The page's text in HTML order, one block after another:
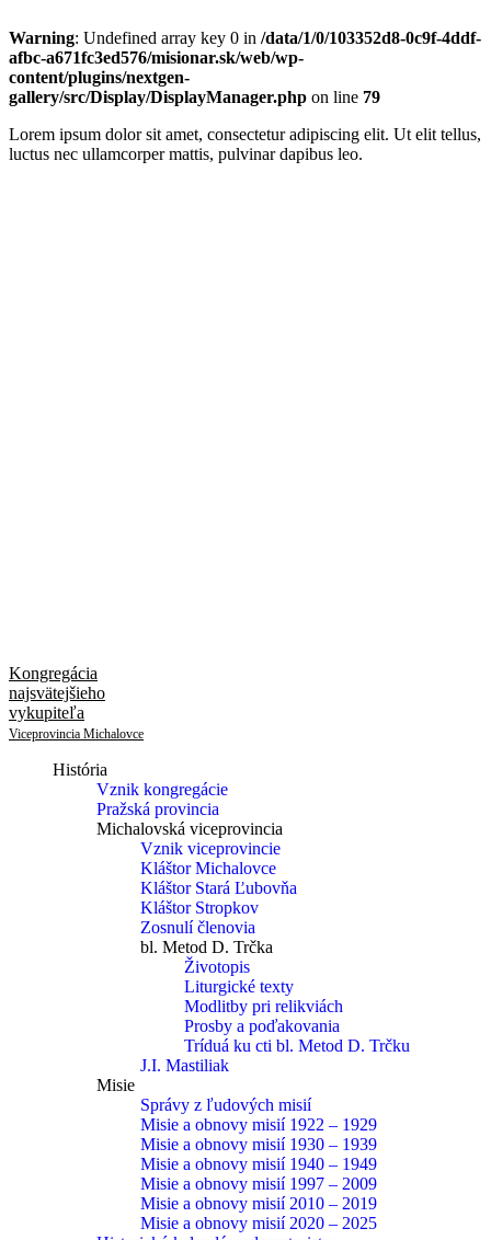
Warning: Undefined array key 0 in /data/1/0/103352d8-0c9f-4ddf-
afbc-a671fc3ed576/misionar.sk/web/wp-
content/plugins/nextgen-
gallery/src/Display/DisplayManager.php on line 79
Lorem ipsum dolor sit amet, consectetur adipiscing elit. Ut elit tellus,
luctus nec ullamcorper mattis, pulvinar dapibus leo.
Kongregácia
najsvätejšieho
vykupiteľa
Viceprovincia Michalovce
História
Vznik kongregácie
Pražská provincia
Michalovská viceprovincia
Vznik viceprovincie
Kláštor Michalovce
Kláštor Stará Ľubovňa
Kláštor Stropkov
Zosnulí členovia
bl. Metod D. Trčka
Životopis
Liturgické texty
Modlitby pri relikviách
Prosby a poďakovania
Tríduá ku cti bl. Metod D. Trčku
J.I. Mastiliak
Misie
Správy z ľudových misií
Misie a obnovy misií 1922 – 1929
Misie a obnovy misií 1930 – 1939
Misie a obnovy misií 1940 – 1949
Misie a obnovy misií 1997 – 2009
Misie a obnovy misií 2010 – 2019
Misie a obnovy misií 2020 – 2025